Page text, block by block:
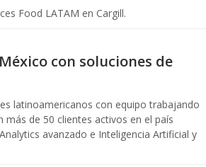
Food LATAM en Cargill.
con soluciones de
latinoamericanos con equipo trabajando
de 50 clientes activos en el país
avanzado e Inteligencia Artificial y